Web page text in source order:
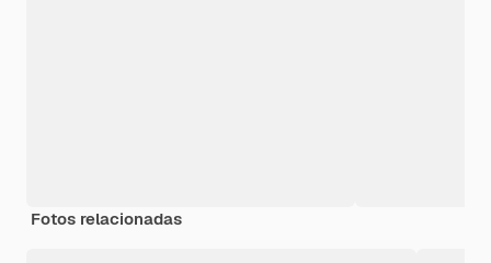
Fotos relacionadas